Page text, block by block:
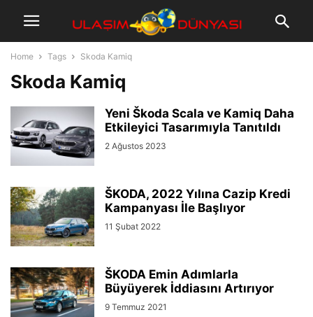
Home Tags Skoda Kamiq
Skoda Kamiq
Yeni Škoda Scala ve Kamiq Daha
Etkileyici Tasarımıyla Tanıtıldı
2 Ağustos 2023
ŠKODA, 2022 Yılına Cazip Kredi
Kampanyası İle Başlıyor
11 Şubat 2022
ŠKODA Emin Adımlarla
Büyüyerek İddiasını Artırıyor
9 Temmuz 2021